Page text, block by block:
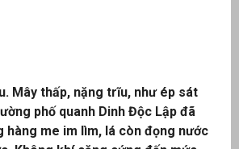
Mây thấp, nặng trĩu, như ép sát
phố quanh Dinh Độc Lập đã
hàng me im lìm, lá còn đọng nước